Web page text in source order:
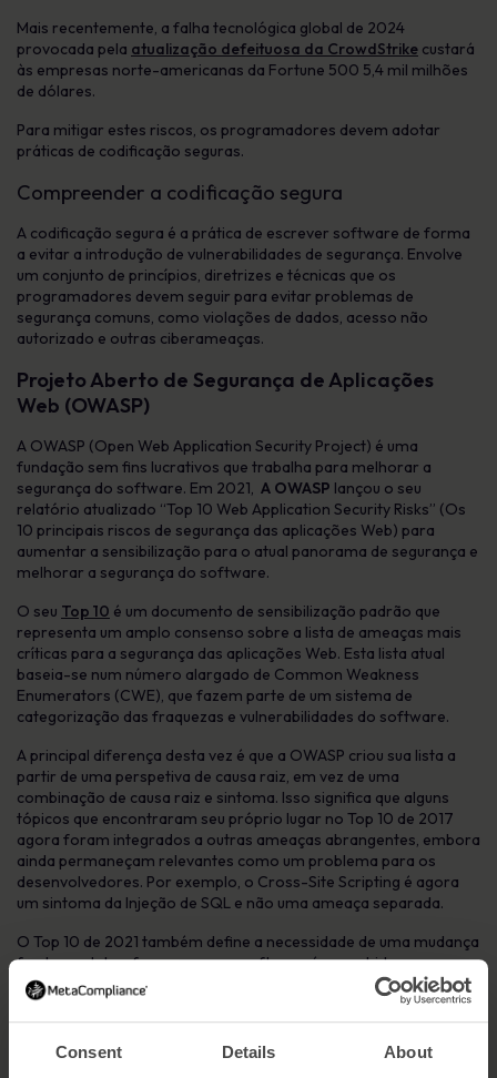
Consent Details About
Mais recentemente, a falha tecnológica global de 2024
provocada pela atualização defeituosa da CrowdStrike custará
às empresas norte-americanas da Fortune 500 5,4 mil milhões
de dólares.
Para mitigar estes riscos, os programadores devem adotar
práticas de codificação seguras.
Compreender a codificação segura
A codificação segura é a prática de escrever software de forma
a evitar a introdução de vulnerabilidades de segurança. Envolve
um conjunto de princípios, diretrizes e técnicas que os
programadores devem seguir para evitar problemas de
segurança comuns, como violações de dados, acesso não
autorizado e outras ciberameaças.
Projeto Aberto de Segurança de Aplicações
Web (OWASP)
A OWASP (Open Web Application Security Project) é uma
fundação sem fins lucrativos que trabalha para melhorar a
segurança do software. Em 2021, A OWASP lançou o seu
relatório atualizado “Top 10 Web Application Security Risks” (Os
10 principais riscos de segurança das aplicações Web) para
aumentar a sensibilização para o atual panorama de segurança e
melhorar a segurança do software.
O seu Top 10 é um documento de sensibilização padrão que
representa um amplo consenso sobre a lista de ameaças mais
críticas para a segurança das aplicações Web. Esta lista atual
baseia-se num número alargado de Common Weakness
Enumerators (CWE), que fazem parte de um sistema de
categorização das fraquezas e vulnerabilidades do software.
A principal diferença desta vez é que a OWASP criou sua lista a
partir de uma perspetiva de causa raiz, em vez de uma
combinação de causa raiz e sintoma. Isso significa que alguns
tópicos que encontraram seu próprio lugar no Top 10 de 2017
agora foram integrados a outras ameaças abrangentes, embora
ainda permaneçam relevantes como um problema para os
desenvolvedores. Por exemplo, o Cross-Site Scripting é agora
um sintoma da Injeção de SQL e não uma ameaça separada.
O Top 10 de 2021 também define a necessidade de uma mudança
fundamental na forma como o software é concebido e, como
resultado, o Insecure Design encontra-se agora como uma das
principais ameaças da lista. Esta nova adição ao Top 10 tem em
conta os riscos crescentes para a segurança das aplicações,
assegurando que existem conselhos sólidos para integrar